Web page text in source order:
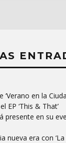
en la
EP ‘This & That’
presente en su
nueva era con ‘La